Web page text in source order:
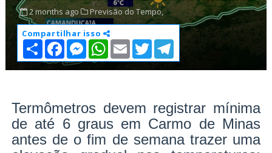
2 months ago
Previsão do Tempo,
Compartilhar isso
S
h
a
r
F
c
e
k
M
e
s
s
e
r
W
h
a
t
p
p
E
m
a
i
T
i
t
T
l
e
a
m
Termômetros devem registrar mínima
de até 6 graus em Carmo de Minas
antes de o fim de semana trazer uma